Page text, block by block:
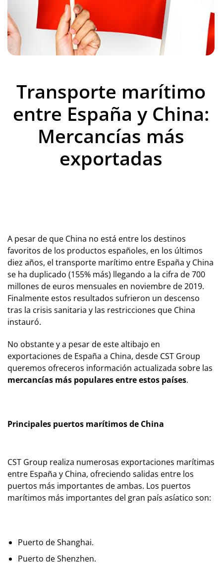
Transporte marítimo
entre España y China:
Mercancías más
exportadas
A pesar de que China no está entre los destinos
favoritos de los productos españoles, en los últimos
diez años, el transporte marítimo entre España y China
se ha duplicado (155% más) llegando a la cifra de 700
millones de euros mensuales en noviembre de 2019.
Finalmente estos resultados sufrieron un descenso
tras la crisis sanitaria y las restricciones que China
instauró.
No obstante y a pesar de este altibajo en
exportaciones de España a China, desde CST Group
queremos ofreceros información actualizada sobre las
mercancías más populares entre estos países.
Principales puertos marítimos de China
CST Group realiza numerosas exportaciones marítimas
entre España y China, ofreciendo salidas entre los
puertos más importantes de ambas. Los puertos
marítimos más importantes del gran país asíatico son:
Puerto de Shanghai.
Puerto de Shenzhen.